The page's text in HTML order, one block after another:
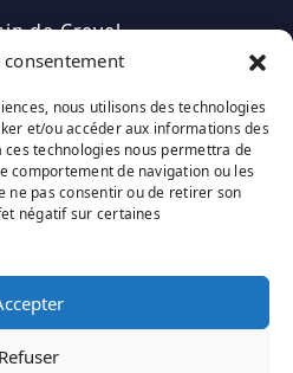
consentement
nous utilisons des technologies
et/ou accéder aux informations des
technologies nous permettra de
comportement de navigation ou les
ne pas consentir ou de retirer son
négatif sur certaines
Refuser
de Crevel
© 2026